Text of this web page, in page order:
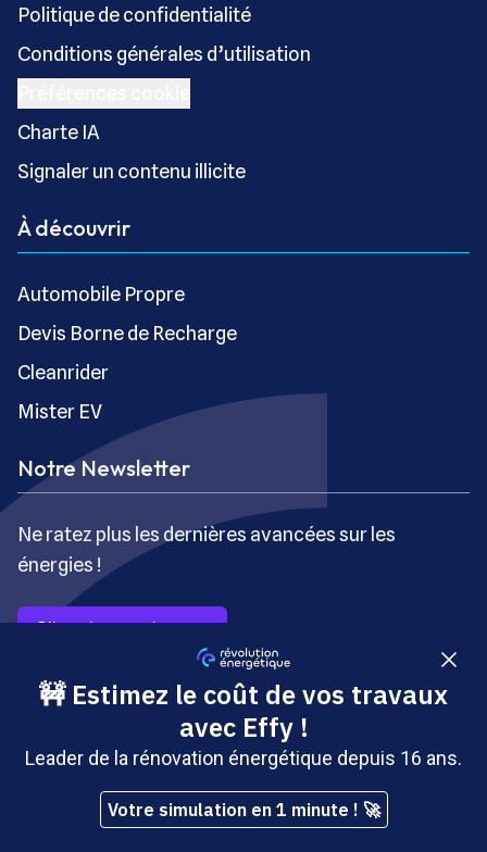
Politique de confidentialité
Conditions générales d’utilisation
Charte IA
Signaler un contenu illicite
À découvrir
Automobile Propre
Devis Borne de Recharge
Cleanrider
Mister EV
Notre Newsletter
Ne ratez plus les dernières avancées sur les
énergies !
S’inscrire gratuitement
Copyright © Révolution Énergétique - Tous droits réservés
- Site édité par Saabre SAS, une société du groupe
Brakson